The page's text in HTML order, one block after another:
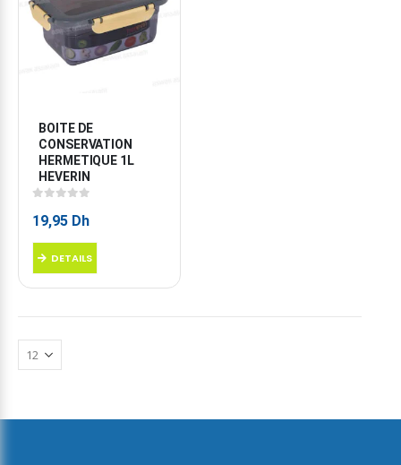
BOITE DE
CONSERVATION
HERMETIQUE 1L
HEVERIN
19,95 Dh
DETAILS